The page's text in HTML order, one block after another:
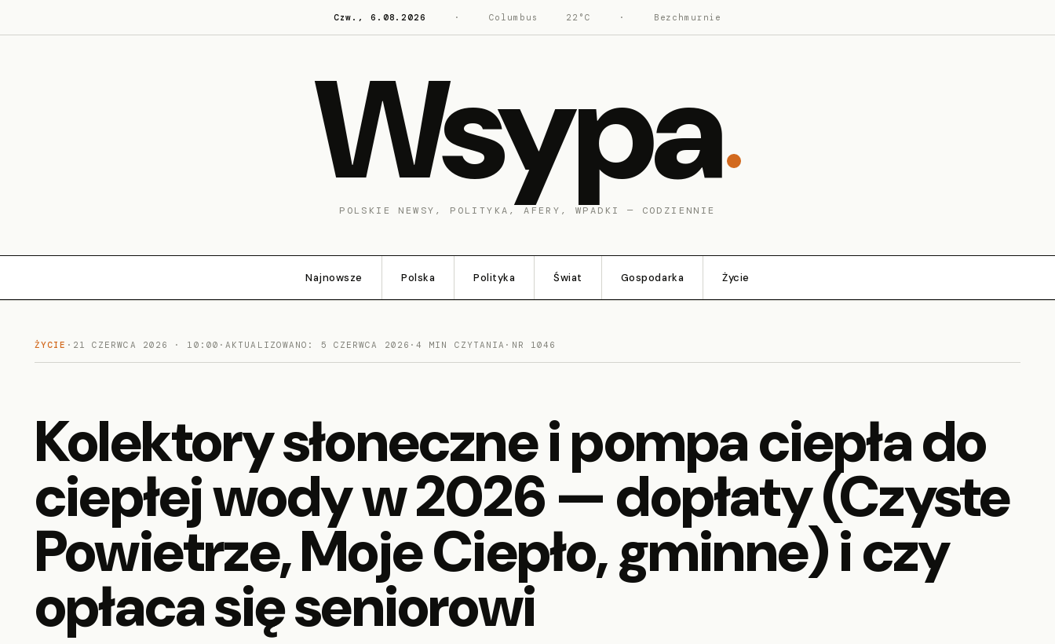
Czw., 6.08.2026 · Columbus 22°C · Bezchmurnie
Wsypa
POLSKIE NEWSY, POLITYKA, AFERY, WPADKI — CODZIENNIE
Najnowsze Polska Polityka Świat Gospodarka Życie
ŻYCIE · 21 CZERWCA 2026 · 10:00 ·AKTUALIZOWANO: 5 CZERWCA 2026 ·4 MIN CZYTANIA · NR 1046
Kolektory słoneczne i pompa ciepła do
ciepłej wody w 2026 — dopłaty (Czyste
Powietrze, Moje Ciepło, gminne) i czy
opłaca się seniorowi